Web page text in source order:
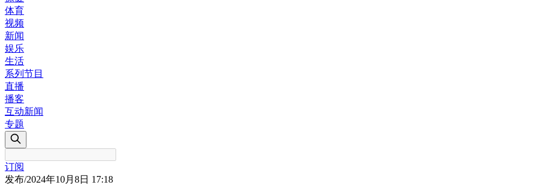
体育
视频
新闻
娱乐
生活
系列节目
直播
播客
互动新闻
专题
订阅
发布/2024年10月8日 17:18